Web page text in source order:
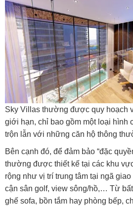
Sky Villas thường được quy hoạch
giới hạn, chỉ bao gồm một loại hình
trộn lẫn với những căn hộ thông
Bên cạnh đó, để đảm bảo “đặc
thường được thiết kế tại các khu
rộng như vị trí trung tâm tại ngã
cận sân golf, view sông/hồ,… Từ
ghế sofa, bồn tắm hay phòng bếp,